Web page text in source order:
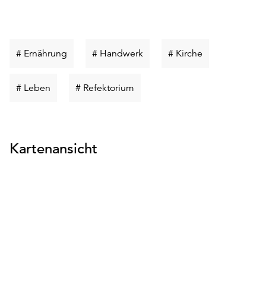
# Ernährung Schlüsselwort
# HandwerkSchlüsselwort
# Kirche
# Leben Schlüsselwort
# Refektorium
Kartenansicht